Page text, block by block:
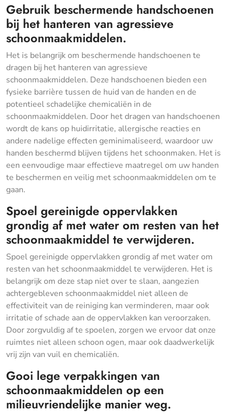
Gebruik beschermende handschoenen
bij het hanteren van agressieve
schoonmaakmiddelen.
Het is belangrijk om beschermende handschoenen te
dragen bij het hanteren van agressieve
schoonmaakmiddelen. Deze handschoenen bieden een
fysieke barrière tussen de huid van de handen en de
potentieel schadelijke chemicaliën in de
schoonmaakmiddelen. Door het dragen van handschoenen
wordt de kans op huidirritatie, allergische reacties en
andere nadelige effecten geminimaliseerd, waardoor uw
handen beschermd blijven tijdens het schoonmaken. Het is
een eenvoudige maar effectieve maatregel om uw handen
te beschermen en veilig met schoonmaakmiddelen om te
gaan.
Spoel gereinigde oppervlakken
grondig af met water om resten van het
schoonmaakmiddel te verwijderen.
Spoel gereinigde oppervlakken grondig af met water om
resten van het schoonmaakmiddel te verwijderen. Het is
belangrijk om deze stap niet over te slaan, aangezien
achtergebleven schoonmaakmiddel niet alleen de
effectiviteit van de reiniging kan verminderen, maar ook
irritatie of schade aan de oppervlakken kan veroorzaken.
Door zorgvuldig af te spoelen, zorgen we ervoor dat onze
ruimtes niet alleen schoon ogen, maar ook daadwerkelijk
vrij zijn van vuil en chemicaliën.
Gooi lege verpakkingen van
schoonmaakmiddelen op een
milieuvriendelijke manier weg.